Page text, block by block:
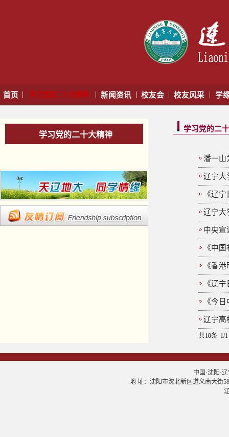
首页 | 学习党的二十大精神 | 新闻资讯 | 校友会 | 校友风采 | 学
学习党的二十大精神
学习党的二
潘一山
辽宁大
《辽
辽宁大
中央宣
《中
《香
《辽
《今
辽宁高
共10条 1/
中国·沈阳·
地 址：沈阳市沈北新区道义南大街